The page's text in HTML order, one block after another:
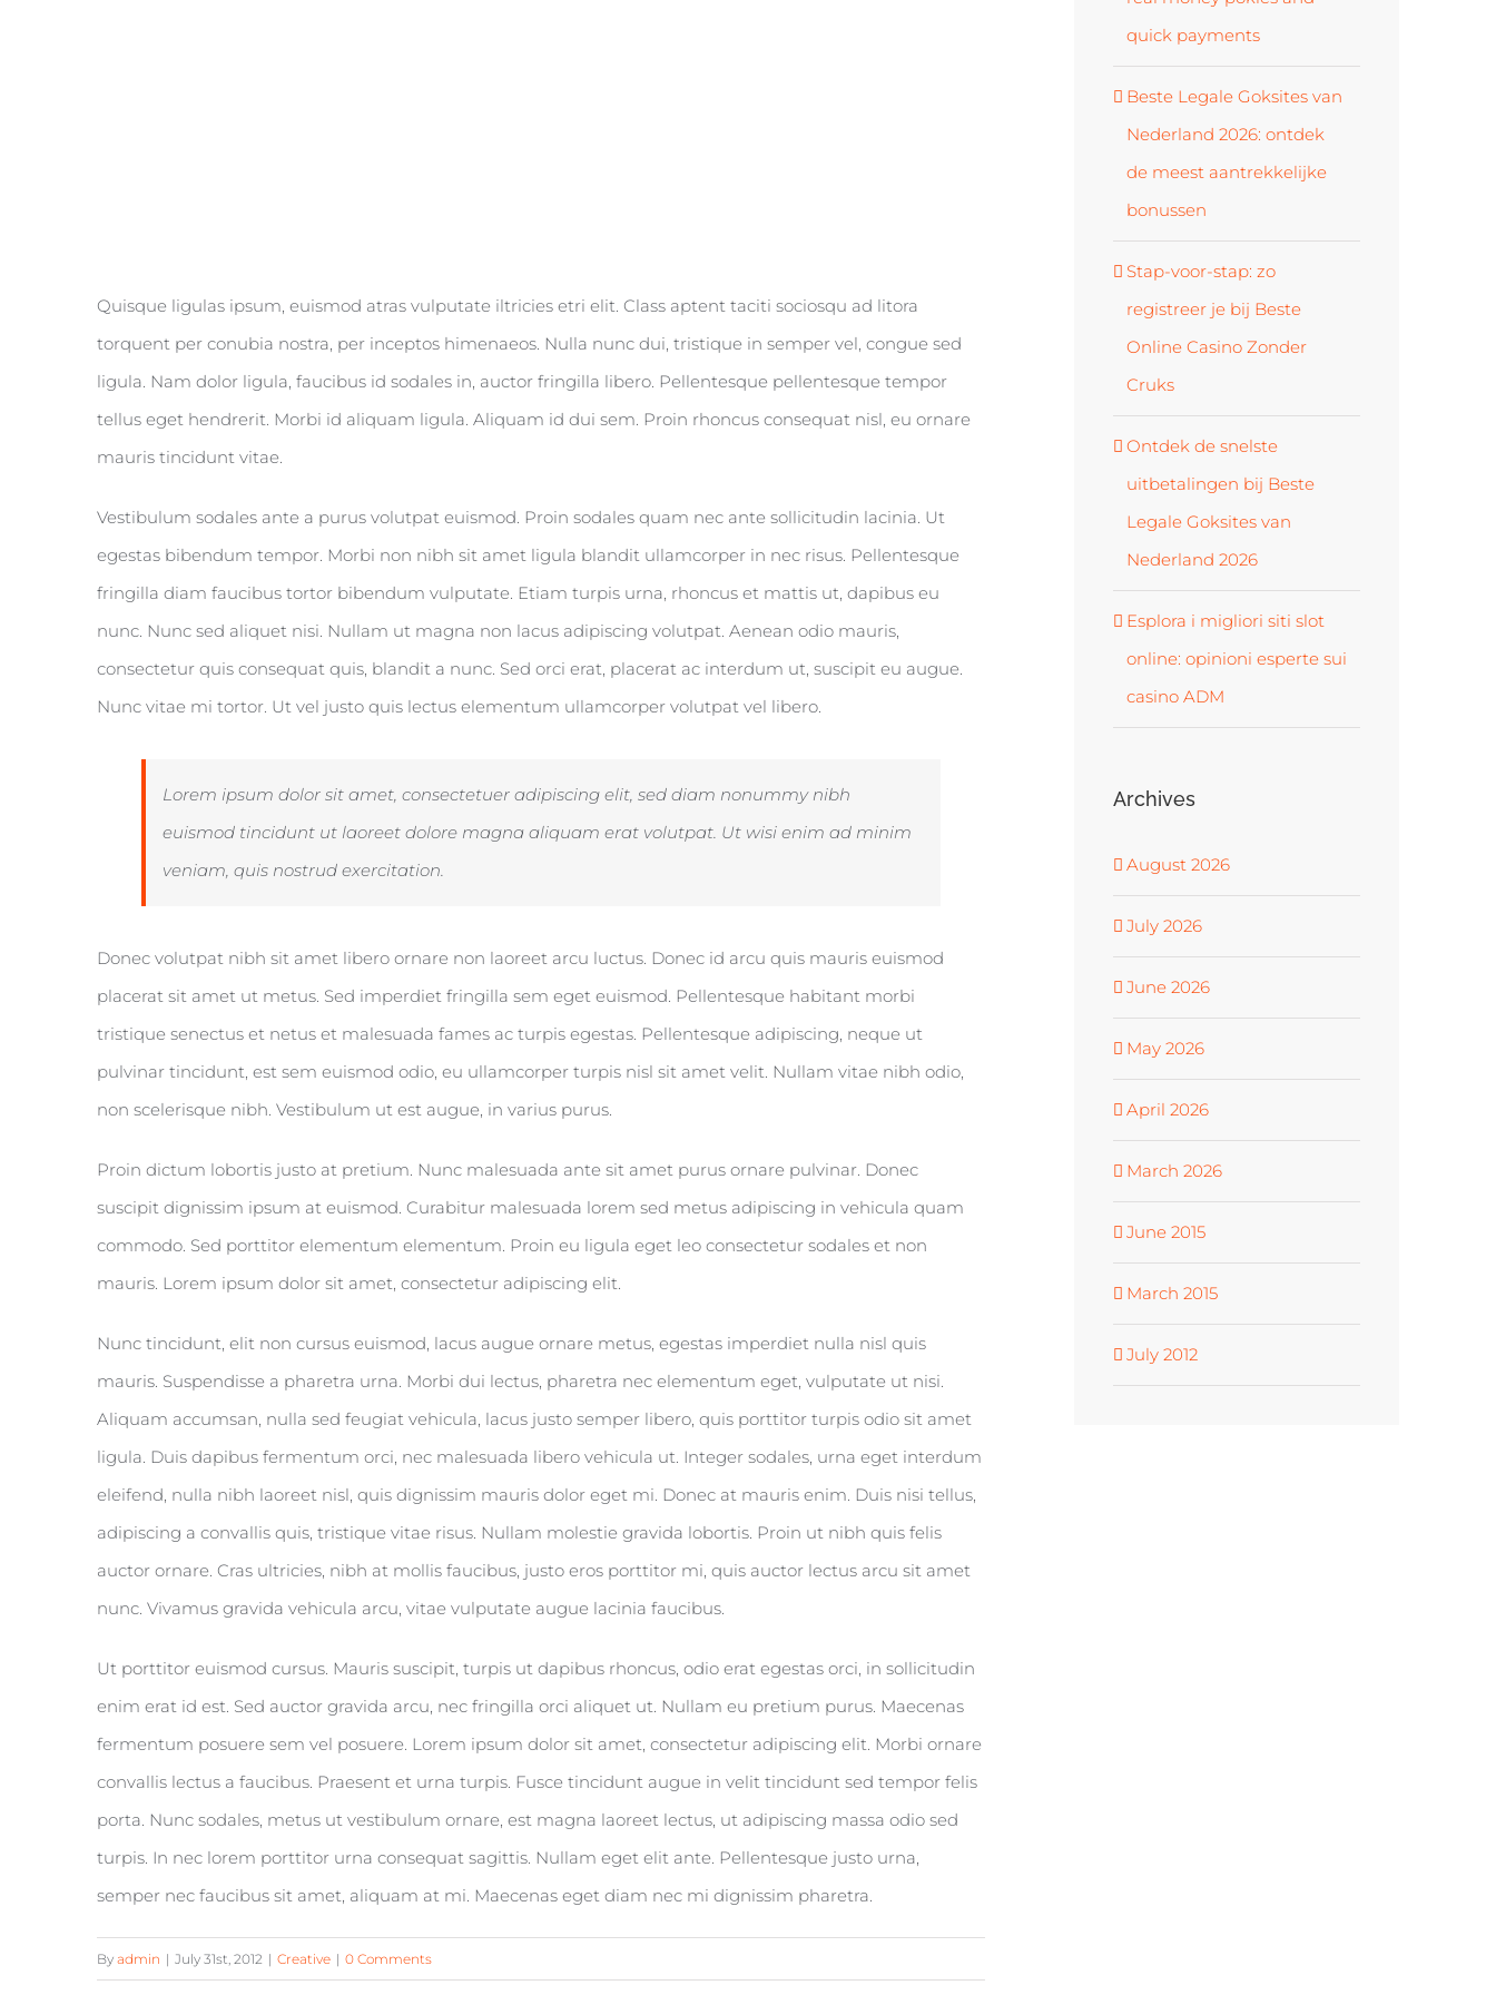
Quisque ligulas ipsum, euismod atras vulputate iltricies etri elit. Class aptent taciti sociosqu ad litora
torquent per conubia nostra, per inceptos himenaeos. Nulla nunc dui, tristique in semper vel, congue sed
ligula. Nam dolor ligula, faucibus id sodales in, auctor fringilla libero. Pellentesque pellentesque tempor
tellus eget hendrerit. Morbi id aliquam ligula. Aliquam id dui sem. Proin rhoncus consequat nisl, eu ornare
mauris tincidunt vitae.
Vestibulum sodales ante a purus volutpat euismod. Proin sodales quam nec ante sollicitudin lacinia. Ut
egestas bibendum tempor. Morbi non nibh sit amet ligula blandit ullamcorper in nec risus. Pellentesque
fringilla diam faucibus tortor bibendum vulputate. Etiam turpis urna, rhoncus et mattis ut, dapibus eu
nunc. Nunc sed aliquet nisi. Nullam ut magna non lacus adipiscing volutpat. Aenean odio mauris,
consectetur quis consequat quis, blandit a nunc. Sed orci erat, placerat ac interdum ut, suscipit eu augue.
Nunc vitae mi tortor. Ut vel justo quis lectus elementum ullamcorper volutpat vel libero.
Lorem ipsum dolor sit amet, consectetuer adipiscing elit, sed diam nonummy nibh
euismod tincidunt ut laoreet dolore magna aliquam erat volutpat. Ut wisi enim ad minim
veniam, quis nostrud exercitation.
Donec volutpat nibh sit amet libero ornare non laoreet arcu luctus. Donec id arcu quis mauris euismod
placerat sit amet ut metus. Sed imperdiet fringilla sem eget euismod. Pellentesque habitant morbi
tristique senectus et netus et malesuada fames ac turpis egestas. Pellentesque adipiscing, neque ut
pulvinar tincidunt, est sem euismod odio, eu ullamcorper turpis nisl sit amet velit. Nullam vitae nibh odio,
non scelerisque nibh. Vestibulum ut est augue, in varius purus.
Proin dictum lobortis justo at pretium. Nunc malesuada ante sit amet purus ornare pulvinar. Donec
suscipit dignissim ipsum at euismod. Curabitur malesuada lorem sed metus adipiscing in vehicula quam
commodo. Sed porttitor elementum elementum. Proin eu ligula eget leo consectetur sodales et non
mauris. Lorem ipsum dolor sit amet, consectetur adipiscing elit.
Nunc tincidunt, elit non cursus euismod, lacus augue ornare metus, egestas imperdiet nulla nisl quis
mauris. Suspendisse a pharetra urna. Morbi dui lectus, pharetra nec elementum eget, vulputate ut nisi.
Aliquam accumsan, nulla sed feugiat vehicula, lacus justo semper libero, quis porttitor turpis odio sit amet
ligula. Duis dapibus fermentum orci, nec malesuada libero vehicula ut. Integer sodales, urna eget interdum
eleifend, nulla nibh laoreet nisl, quis dignissim mauris dolor eget mi. Donec at mauris enim. Duis nisi tellus,
adipiscing a convallis quis, tristique vitae risus. Nullam molestie gravida lobortis. Proin ut nibh quis felis
auctor ornare. Cras ultricies, nibh at mollis faucibus, justo eros porttitor mi, quis auctor lectus arcu sit amet
nunc. Vivamus gravida vehicula arcu, vitae vulputate augue lacinia faucibus.
Ut porttitor euismod cursus. Mauris suscipit, turpis ut dapibus rhoncus, odio erat egestas orci, in sollicitudin
enim erat id est. Sed auctor gravida arcu, nec fringilla orci aliquet ut. Nullam eu pretium purus. Maecenas
fermentum posuere sem vel posuere. Lorem ipsum dolor sit amet, consectetur adipiscing elit. Morbi ornare
convallis lectus a faucibus. Praesent et urna turpis. Fusce tincidunt augue in velit tincidunt sed tempor felis
porta. Nunc sodales, metus ut vestibulum ornare, est magna laoreet lectus, ut adipiscing massa odio sed
turpis. In nec lorem porttitor urna consequat sagittis. Nullam eget elit ante. Pellentesque justo urna,
semper nec faucibus sit amet, aliquam at mi. Maecenas eget diam nec mi dignissim pharetra.
By admin | July 31st, 2012 | Creative | 0 Comments
quick payments
Beste Legale Goksites van
Nederland 2026: ontdek
de meest aantrekkelijke
bonussen
Stap-voor-stap: zo
registreer je bij Beste
Online Casino Zonder
Cruks
Ontdek de snelste
uitbetalingen bij Beste
Legale Goksites van
Nederland 2026
Esplora i migliori siti slot
online: opinioni esperte sui
casino ADM
Archives
August 2026
July 2026
June 2026
May 2026
April 2026
March 2026
June 2015
March 2015
July 2012